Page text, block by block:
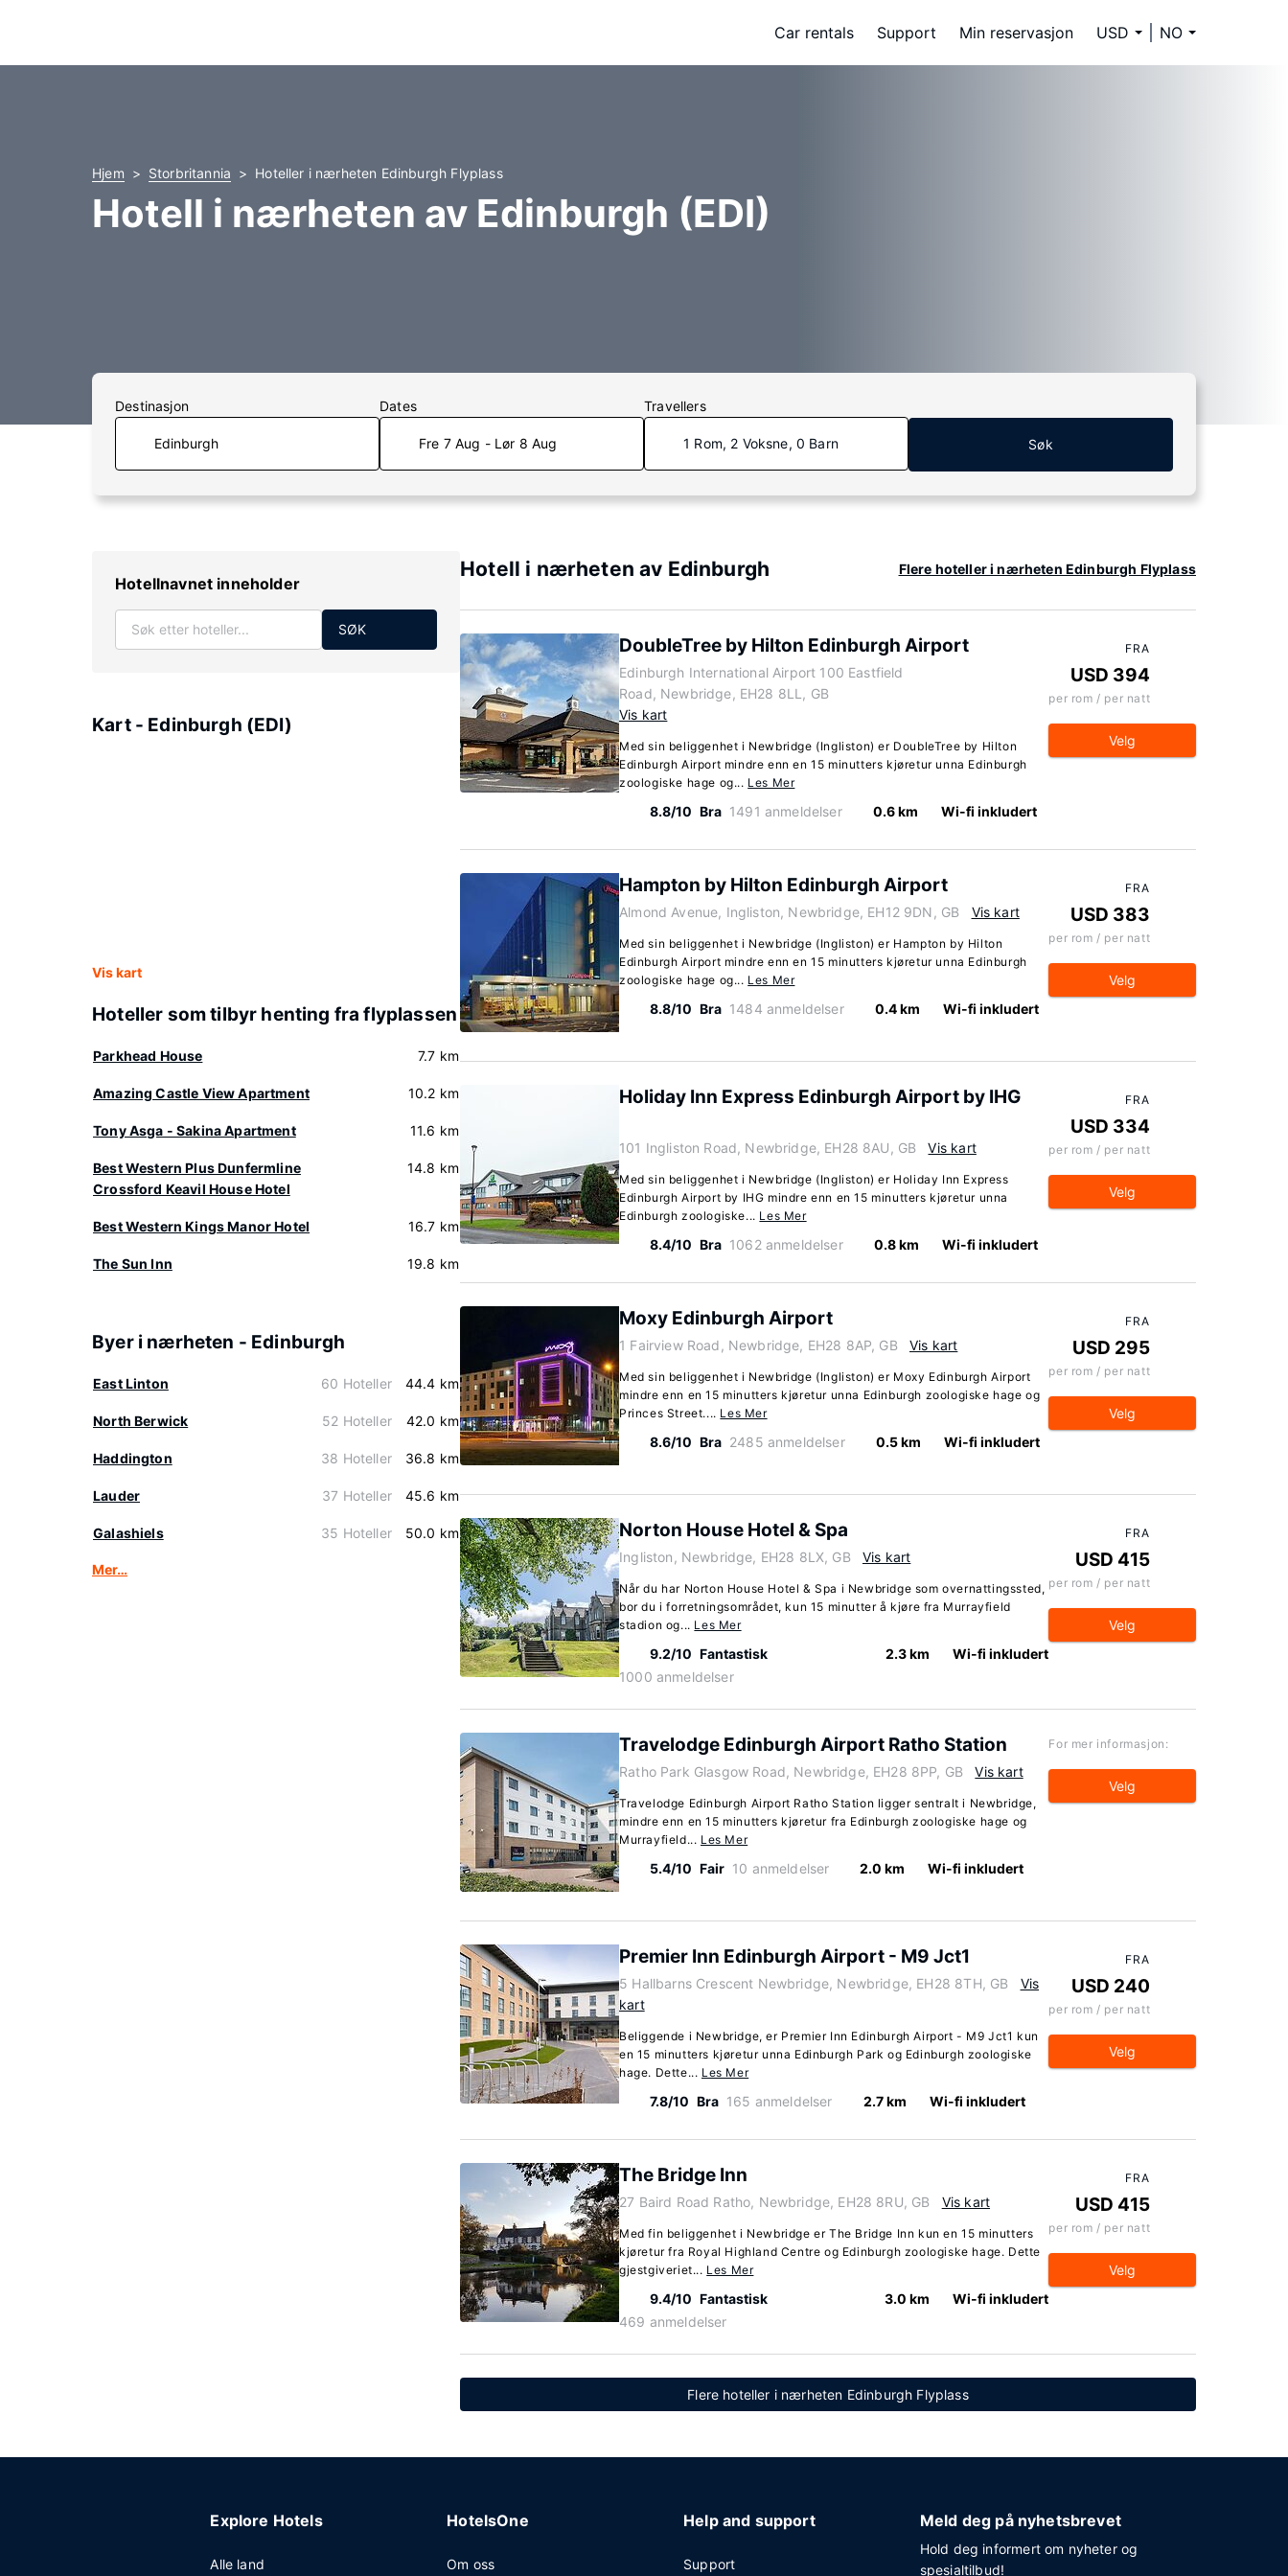
Car rentals Support Min reservasjon USD NO
Hjem Storbritannia Hoteller i nærheten Edinburgh Flyplass
Hotell i nærheten av Edinburgh (EDI)
Destinasjon Dates
Fre 7 Aug - Lør 8 Aug
Travellers
1 Rom, 2 Voksne, 0 Barn Søk
Hotellnavnet inneholder
SØK
Kart - Edinburgh (EDI)
Vis kart
Hoteller som tilbyr henting fra flyplassen
Parkhead House 7.7 km
Amazing Castle View Apartment 10.2 km
Tony Asga - Sakina Apartment 11.6 km
Best Western Plus Dunfermline
Crossford Keavil House Hotel
14.8 km
Best Western Kings Manor Hotel 16.7 km
The Sun Inn 19.8 km
Byer i nærheten - Edinburgh
East Linton 60 Hoteller 44.4 km
North Berwick 52 Hoteller 42.0 km
Haddington 38 Hoteller 36.8 km
Lauder 37 Hoteller 45.6 km
Galashiels 35 Hoteller 50.0 km
Mer…
Hotell i nærheten av Edinburgh Flere hoteller i nærheten Edinburgh Flyplass
DoubleTree by Hilton Edinburgh Airport
Edinburgh International Airport 100 Eastfield
Road, Newbridge, EH28 8LL, GB
Vis kart
Med sin beliggenhet i Newbridge (Ingliston) er DoubleTree by Hilton
Edinburgh Airport mindre enn en 15 minutters kjøretur unna Edinburgh
zoologiske hage og... Les Mer
8.8/10 Bra 1491 anmeldelser 0.6 km Wi-fi inkludert
FRA
USD 394
per rom / per natt
Velg
Hampton by Hilton Edinburgh Airport
Almond Avenue, Ingliston, Newbridge, EH12 9DN, GB Vis kart
Med sin beliggenhet i Newbridge (Ingliston) er Hampton by Hilton
Edinburgh Airport mindre enn en 15 minutters kjøretur unna Edinburgh
zoologiske hage og... Les Mer
8.8/10 Bra 1484 anmeldelser 0.4 km Wi-fi inkludert
FRA
USD 383
per rom / per natt
Velg
Holiday Inn Express Edinburgh Airport by IHG
101 Ingliston Road, Newbridge, EH28 8AU, GB Vis kart
Med sin beliggenhet i Newbridge (Ingliston) er Holiday Inn Express
Edinburgh Airport by IHG mindre enn en 15 minutters kjøretur unna
Edinburgh zoologiske... Les Mer
8.4/10 Bra 1062 anmeldelser 0.8 km Wi-fi inkludert
FRA
USD 334
per rom / per natt
Velg
Moxy Edinburgh Airport
1 Fairview Road, Newbridge, EH28 8AP, GB Vis kart
Med sin beliggenhet i Newbridge (Ingliston) er Moxy Edinburgh Airport
mindre enn en 15 minutters kjøretur unna Edinburgh zoologiske hage og
Princes Street.... Les Mer
8.6/10 Bra 2485 anmeldelser 0.5 km Wi-fi inkludert
FRA
USD 295
per rom / per natt
Velg
Norton House Hotel & Spa
Ingliston, Newbridge, EH28 8LX, GB Vis kart
Når du har Norton House Hotel & Spa i Newbridge som overnattingssted,
bor du i forretningsområdet, kun 15 minutter å kjøre fra Murrayfield
stadion og... Les Mer
9.2/10 Fantastisk
1000 anmeldelser
2.3 km Wi-fi inkludert
FRA
USD 415
per rom / per natt
Velg
Travelodge Edinburgh Airport Ratho Station
Ratho Park Glasgow Road, Newbridge, EH28 8PP, GB Vis kart
Travelodge Edinburgh Airport Ratho Station ligger sentralt i Newbridge,
mindre enn en 15 minutters kjøretur fra Edinburgh zoologiske hage og
Murrayfield... Les Mer
5.4/10 Fair 10 anmeldelser 2.0 km Wi-fi inkludert
For mer informasjon:
Velg
Premier Inn Edinburgh Airport - M9 Jct1
5 Hallbarns Crescent Newbridge, Newbridge, EH28 8TH, GB
Vis
kart
Beliggende i Newbridge, er Premier Inn Edinburgh Airport - M9 Jct1 kun
en 15 minutters kjøretur unna Edinburgh Park og Edinburgh zoologiske
hage. Dette... Les Mer
7.8/10 Bra 165 anmeldelser 2.7 km Wi-fi inkludert
FRA
USD 240
per rom / per natt
Velg
The Bridge Inn
27 Baird Road Ratho, Newbridge, EH28 8RU, GB Vis kart
Med fin beliggenhet i Newbridge er The Bridge Inn kun en 15 minutters
kjøretur fra Royal Highland Centre og Edinburgh zoologiske hage. Dette
gjestgiveriet... Les Mer
9.4/10 Fantastisk
469 anmeldelser
3.0 km Wi-fi inkludert
FRA
USD 415
per rom / per natt
Velg
Flere hoteller i nærheten Edinburgh Flyplass
Explore Hotels
Alle land
HotelsOne
Om oss
Help and support
Support
Meld deg på nyhetsbrevet
Hold deg informert om nyheter og
spesialtilbud!